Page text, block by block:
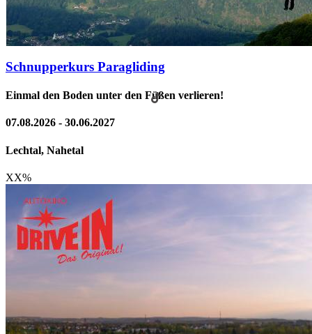
Schnupperkurs Paragliding
Einmal den Boden unter den Füßen verlieren!
07.08.2026 - 30.06.2027
Lechtal, Nahetal
XX%